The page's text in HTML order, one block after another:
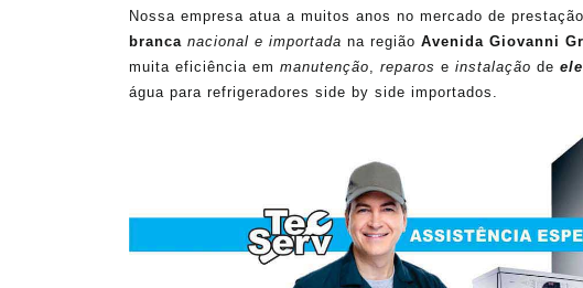
Nossa empresa atua a muitos anos no mercado de
branca nacional e importada na região Avenida Giovanni
muita eficiência em manutenção reparos e instalação de
água para refrigeradores side by side importados.